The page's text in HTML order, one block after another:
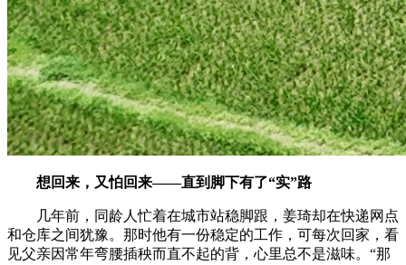
想回来，又怕回来——直到脚下有了“实”路
几年前，同龄人忙着在城市站稳脚跟，姜琦却在快递网点
和仓库之间犹豫。那时他有一份稳定的工作，可每次回家，看
见父亲因常年弯腰插秧而直不起的背，心里总不是滋味。“那